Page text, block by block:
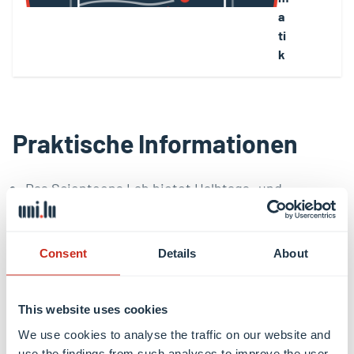
Consent Details About
This website uses cookies
We use cookies to analyse the traffic on our website and
a
ti
k
Praktische Informationen
Das Scienteens Lab bietet Halbtags- und
Ganztagskurse an.
bis 15.30 Uhr statt, einschließlich einer
einstündigen Mittagspause.
Die Kurse finden auf den Campus Belval statt.